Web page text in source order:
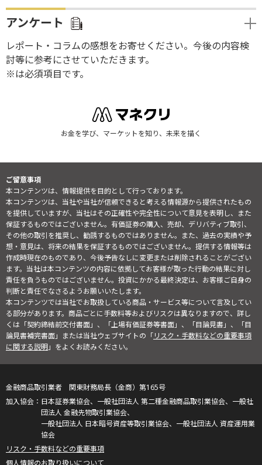
アンケート
レポート・コラムの感想をお寄せください。今後の内容検
討等に参考にさせていただきます。
※は必須項目です。
お金を学び、マーケットを知り、未来を描く
ご留意事項
本コンテンツは、情報提供を目的として行っております。
本コンテンツは、当社や当社が信頼できると考える情報源から提供されたもの
を提供していますが、当社はその正確性や完全性について意見を表明し、また
保証するものではございません。有価証券の購入、売却、デリバティブ取引、
その他の取引を推奨し、勧誘するものではありません。また、過去の実績や予
想・意見は、将来の結果を保証するものではございません。提供する情報等は
作成時現在のものであり、今後予告なしに変更または削除されることがござい
ます。当社は本コンテンツの内容に依拠してお客様が取った行動の結果に対し
責任を負うものではございません。投資にかかる最終決定は、お客様ご自身の
判断と責任でなさるようお願いいたします。
本コンテンツでは当社でお取扱している商品・サービス等について言及してい
る部分があります。商品ごとに手数料等およびリスクは異なりますので、詳し
くは「契約締結前交付書面」、「上場有価証券等書面」、「目論見書」、「目
論見書補完書面」または当社ウェブサイトの「リスク・手数料などの重要事項
に関する説明」をよくお読みください。
金融商品取引業者 関東財務局長（金商）第165号
日本証券業協会、一般社団法人 第二種金融商品取引業協会、一般社
団法人 金融先物取引業協会、
一般社団法人 日本暗号資産等取引業協会、一般社団法人 資産運用業
協会
リスク・手数料などの重要事項
個人情報のお取り扱いについて